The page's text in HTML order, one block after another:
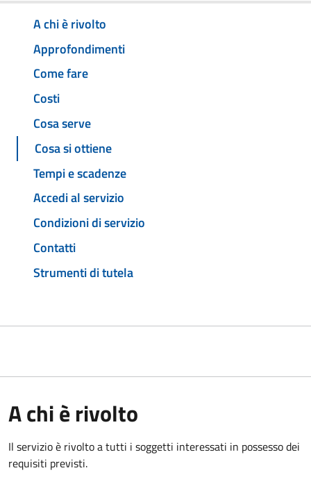
A chi è rivolto
Approfondimenti
Come fare
Costi
Cosa serve
Cosa si ottiene
Tempi e scadenze
Accedi al servizio
Condizioni di servizio
Contatti
Strumenti di tutela
A chi è rivolto
Il servizio è rivolto a tutti i soggetti interessati in possesso dei
requisiti previsti.